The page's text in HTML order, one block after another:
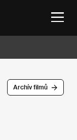
Archív filmů